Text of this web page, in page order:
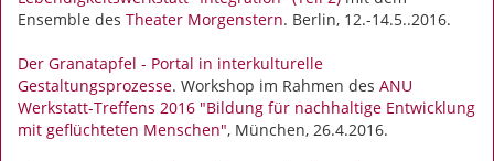
Ensemble des Theater Morgenstern. Berlin, 12.-14.5..2016.
Der Granatapfel - Portal in interkulturelle
Gestaltungsprozesse. Workshop im Rahmen des ANU
Werkstatt-Treffens 2016 "Bildung für nachhaltige Entwicklung
mit geflüchteten Menschen", München, 26.4.2016.